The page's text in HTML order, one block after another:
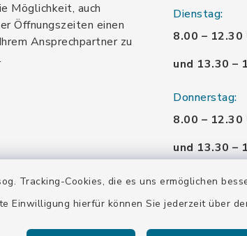
Tracking-Cookies, die es uns ermöglichen
Einwilligung hierfür können Sie jederzeit über
Möglichkeit, auch
Öffnungszeiten einen
Ansprechpartner zu
Dienstag:
8.00 – 12.30
und 13.30 –
Donnerstag:
8.00 – 12.30
und 13.30 –
Freitag:
8.00 – 12.30